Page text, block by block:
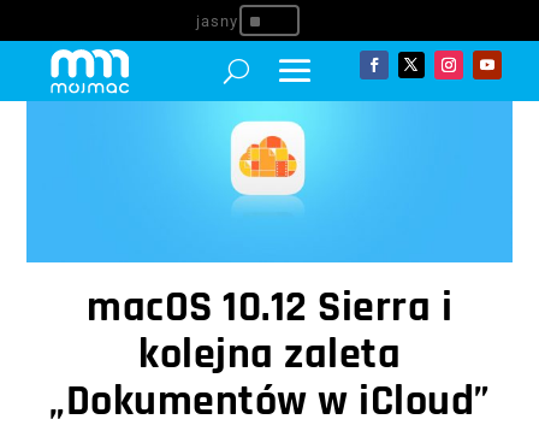
^
macOS 10.12 Sierra i
kolejna zaleta
„Dokumentów w iCloud”